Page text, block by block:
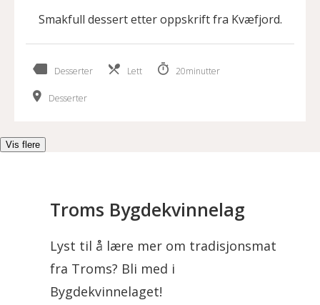
Smakfull dessert etter oppskrift fra Kvæfjord.
Desserter Lett 20minutter
Desserter
Vis flere
Troms Bygdekvinnelag
Lyst til å lære mer om tradisjonsmat
fra Troms? Bli med i
Bygdekvinnelaget!